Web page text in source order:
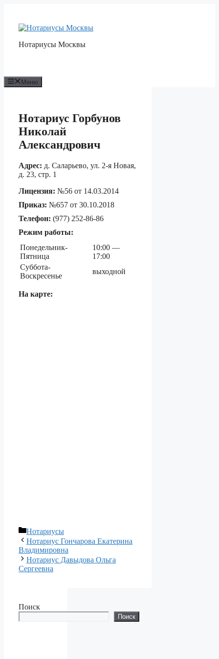
содержимому
Нотариусы Москвы
Меню
Нотариус Горбунов
Николай
Александрович
Адрес: д. Саларьево, ул. 2-я Новая,
д. 23, стр. 1
Лицензия: №56 от 14.03.2014
Приказ: №657 от 30.10.2018
Телефон: (977) 252-86-86
Режим работы:
Понедельник-
Пятница
10:00 —
17:00
Суббота-
Воскресенье
выходной
На карте:
Рубрики
Нотариусы
Нотариус Гончарова Екатерина
Владимировна
Нотариус Давыдова Ольга
Сергеевна
Поиск
Поиск